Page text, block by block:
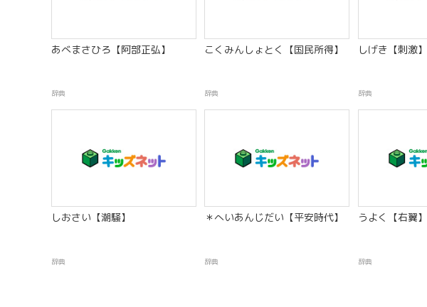
あべまさひろ【阿部正弘】
辞典
こくみんしょとく【国民所得】
辞典
しげき【刺激】
辞典
しおさい【潮騒】
辞典
＊へいあんじだい【平安時代】
辞典
うよく【右翼】
辞典